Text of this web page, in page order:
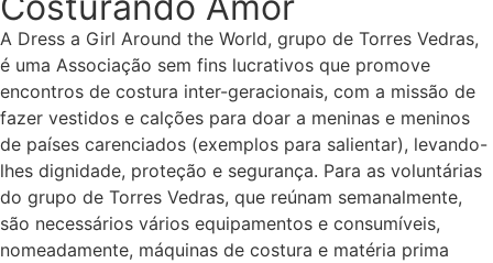
A Dress a Girl Around the World, grupo de Torres Vedras,
é uma Associação sem fins lucrativos que promove
encontros de costura inter-geracionais, com a missão de
fazer vestidos e calções para doar a meninas e meninos
de países carenciados (exemplos para salientar), levando-
lhes dignidade, proteção e segurança. Para as voluntárias
do grupo de Torres Vedras, que reúnam semanalmente,
são necessários vários equipamentos e consumíveis,
nomeadamente, máquinas de costura e matéria prima